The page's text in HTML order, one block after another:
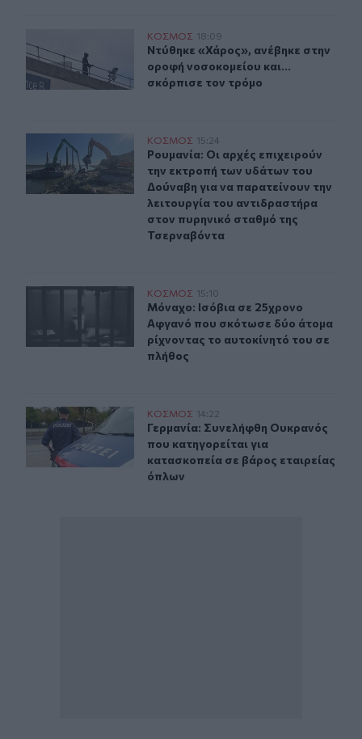
Ντύθηκε «Χάρος», ανέβηκε στην οροφή νοσοκομείου
ΚΟΣΜΟΣ 18:09
Ντύθηκε «Χάρος», ανέβηκε στην
Ντύθηκε «Χάρος», ανέβηκε στην
οροφή νοσοκομείου και...
σκόρπισε τον τρόμο
Ρουμανία: Οι αρχές επιχειρούν την εκτροπή των
ΚΟΣΜΟΣ 15:24
Ρουμανία: Οι αρχές επιχειρούν
Ρουμανία: Οι αρχές επιχειρούν
την εκτροπή των υδάτων του
Δούναβη για να παρατείνουν την
λειτουργία του αντιδραστήρα
στον πυρηνικό σταθμό της
Τσερναβόντα
Μόναχο: Ισόβια σε 25χρονο Αφγανό που σκότωσε δύο
ΚΟΣΜΟΣ 15:10
Μόναχο: Ισόβια σε 25χρονο
Μόναχο: Ισόβια σε 25χρονο
Αφγανό που σκότωσε δύο άτομα
ρίχνοντας το αυτοκίνητό του σε
πλήθος
Γερμανία: Συνελήφθη Ουκρανός που κατηγορείται για
ΚΟΣΜΟΣ 14:22
Γερμανία: Συνελήφθη Ουκρανός
Γερμανία: Συνελήφθη Ουκρανός
που κατηγορείται για
κατασκοπεία σε βάρος εταιρείας
όπλων